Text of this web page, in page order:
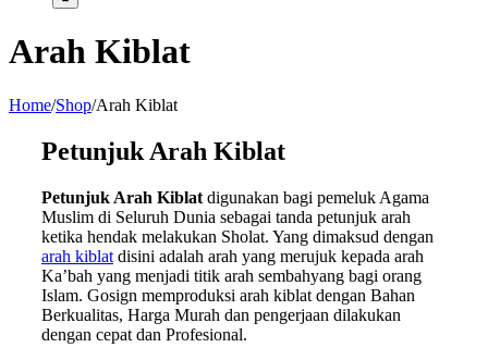
Arah Kiblat
Home/Shop/Arah Kiblat
Petunjuk Arah Kiblat
Petunjuk Arah Kiblat digunakan bagi pemeluk Agama
Muslim di Seluruh Dunia sebagai tanda petunjuk arah
ketika hendak melakukan Sholat. Yang dimaksud dengan
arah kiblat disini adalah arah yang merujuk kepada arah
Ka’bah yang menjadi titik arah sembahyang bagi orang
Islam. Gosign memproduksi arah kiblat dengan Bahan
Berkualitas, Harga Murah dan pengerjaan dilakukan
dengan cepat dan Profesional.